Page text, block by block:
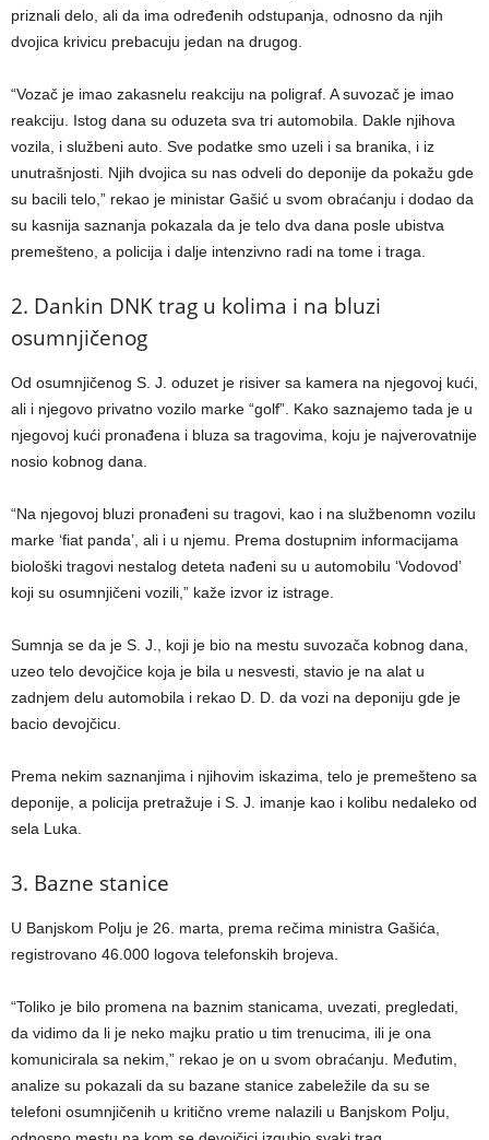
priznali delo, ali da ima određenih odstupanja, odnosno da njih
dvojica krivicu prebacuju jedan na drugog.
“Vozač je imao zakasnelu reakciju na poligraf. A suvozač je imao
reakciju. Istog dana su oduzeta sva tri automobila. Dakle njihova
vozila, i službeni auto. Sve podatke smo uzeli i sa branika, i iz
unutrašnjosti. Njih dvojica su nas odveli do deponije da pokažu gde
su bacili telo,” rekao je ministar Gašić u svom obraćanju i dodao da
su kasnija saznanja pokazala da je telo dva dana posle ubistva
premešteno, a policija i dalje intenzivno radi na tome i traga.
2. Dankin DNK trag u kolima i na bluzi
osumnjičenog
Od osumnjičenog S. J. oduzet je risiver sa kamera na njegovoj kući,
ali i njegovo privatno vozilo marke “golf”. Kako saznajemo tada je u
njegovoj kući pronađena i bluza sa tragovima, koju je najverovatnije
nosio kobnog dana.
“Na njegovoj bluzi pronađeni su tragovi, kao i na službenomn vozilu
marke ‘fiat panda’, ali i u njemu. Prema dostupnim informacijama
biološki tragovi nestalog deteta nađeni su u automobilu ‘Vodovod’
koji su osumnjičeni vozili,” kaže izvor iz istrage.
Sumnja se da je S. J., koji je bio na mestu suvozača kobnog dana,
uzeo telo devojčice koja je bila u nesvesti, stavio je na alat u
zadnjem delu automobila i rekao D. D. da vozi na deponiju gde je
bacio devojčicu.
Prema nekim saznanjima i njihovim iskazima, telo je premešteno sa
deponije, a policija pretražuje i S. J. imanje kao i kolibu nedaleko od
sela Luka.
3. Bazne stanice
U Banjskom Polju je 26. marta, prema rečima ministra Gašića,
registrovano 46.000 logova telefonskih brojeva.
“Toliko je bilo promena na baznim stanicama, uvezati, pregledati,
da vidimo da li je neko majku pratio u tim trenucima, ili je ona
komunicirala sa nekim,” rekao je on u svom obraćanju. Međutim,
analize su pokazali da su bazane stanice zabeležile da su se
telefoni osumnjičenih u kritično vreme nalazili u Banjskom Polju,